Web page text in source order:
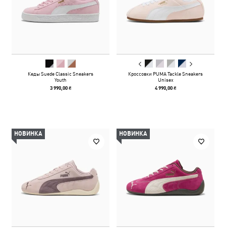
Кеды Suede Classic Sneakers
Youth
3 990,00 ₴
Кроссовки PUMA Tackle Sneakers
Unisex
4 990,00 ₴
НОВИНКА НОВИНКА